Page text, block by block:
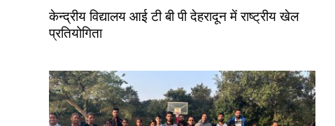
केन्द्रीय विद्यालय आई टी बी पी देहरादून में राष्ट्रीय खेल
प्रतियोगिता